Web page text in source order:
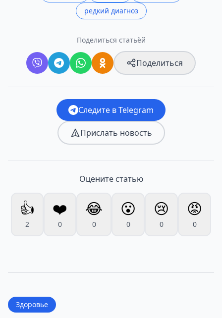
редкий диагноз
Поделиться статьёй
Поделиться
Следите в Telegram
Прислать новость
Оцените статью
👍
2
❤️
0
😂
0
😮
0
😢
0
😡
0
Здоровье